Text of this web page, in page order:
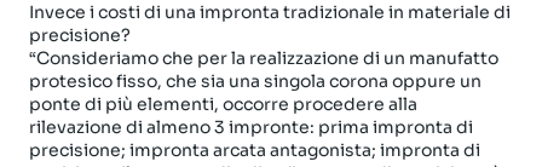
Invece i costi di una impronta tradizionale in materiale di
precisione?
“Consideriamo che per la realizzazione di un manufatto
protesico fisso, che sia una singola corona oppure un
ponte di più elementi, occorre procedere alla
rilevazione di almeno 3 impronte: prima impronta di
precisione; impronta arcata antagonista; impronta di